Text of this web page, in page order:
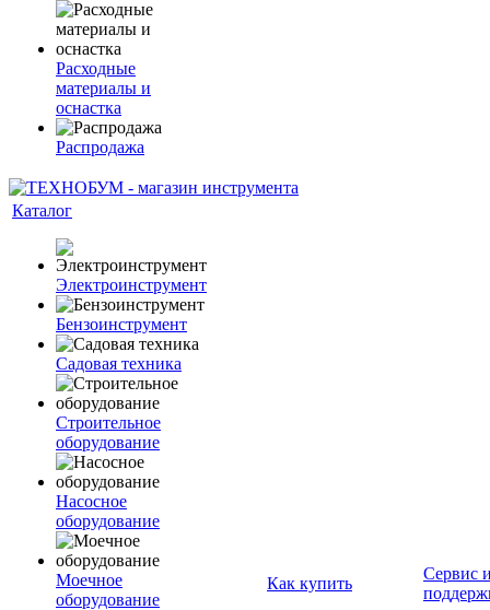
Расходные
материалы и
оснастка
Распродажа
Каталог
Электроинструмент
Бензоинструмент
Садовая техника
Строительное
оборудование
Насосное
оборудование
Моечное
оборудование
Как купить
Сервис